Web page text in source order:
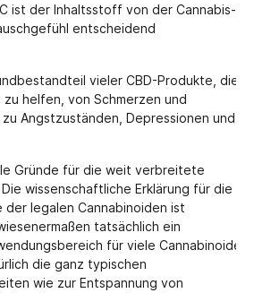
ist der Inhaltsstoff von der Cannabis-
entscheidend
vieler CBD-Produkte, die
zu helfen, von Schmerzen und
zu Angstzuständen, Depressionen und
Gründe für die weit verbreitete
Die wissenschaftliche Erklärung für die
der legalen Cannabinoiden ist
tatsächlich ein
für viele Cannabinoide
die ganz typischen
wie zur Entspannung von